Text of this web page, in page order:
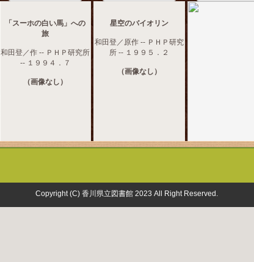
「スーホの白い馬」への
旅
和田登／作 -- ＰＨＰ研究所
-- １９９４．７
（画像なし）
星空のバイオリン
和田登／原作 -- ＰＨＰ研究
所 -- １９９５．２
（画像なし）
Copyright (C) 香川県立図書館 2023 All Right Reserved.